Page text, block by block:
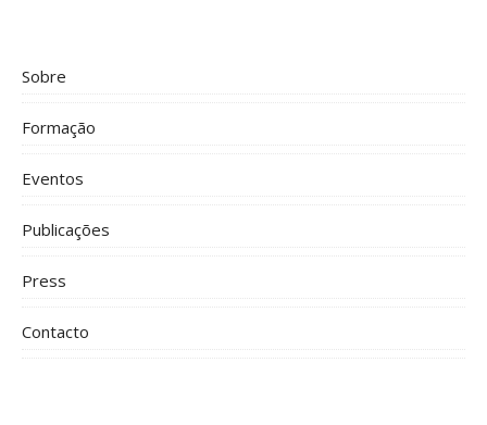
Sobre
Formação
Eventos
Publicações
Press
Contacto